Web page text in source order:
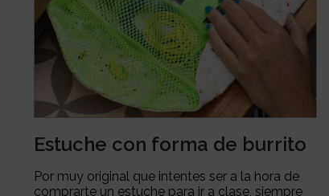
Estuche con forma de burrito
Por muy original que intentes ser a la hora de
comprarte un estuche para ir a clase, siempre